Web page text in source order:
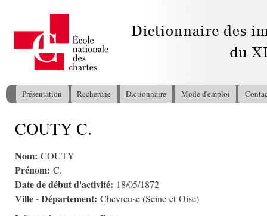
Menu principal
Présentation Recherche Dictionnaire Mode d'emploi
Vous êtes ici
COUTY C.
Nom: COUTY
Prénom: C.
Date de début d'activité: 18/05/1872
Ville - Département: Chevreuse (Seine-et-Oise)